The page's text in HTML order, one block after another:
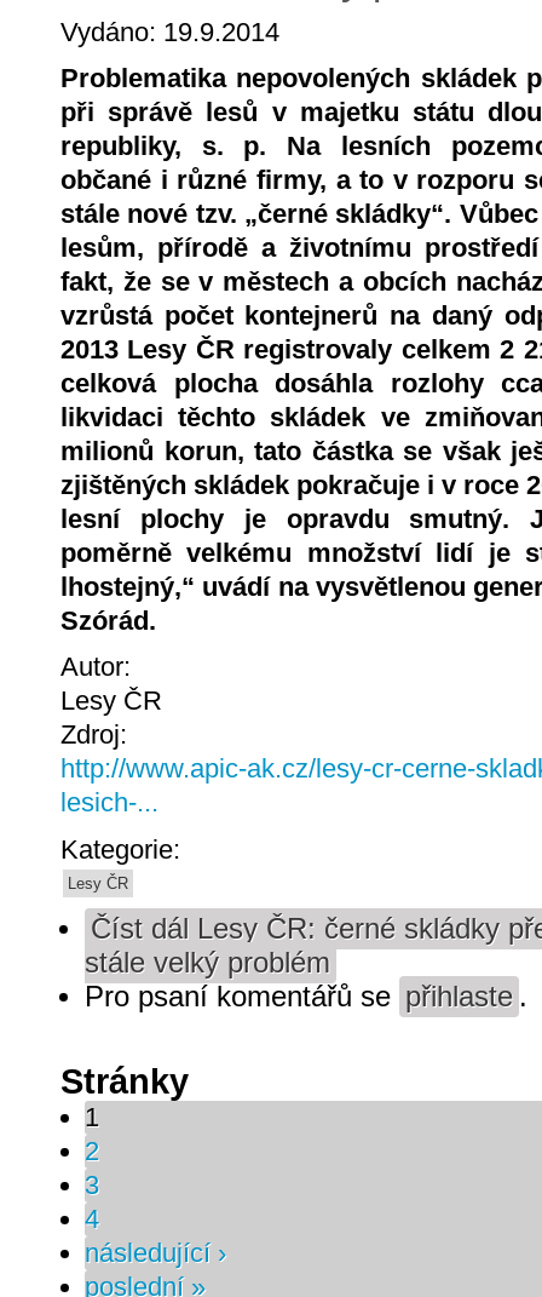
Vydáno: 19.9.2014
Problematika nepovolených skládek
při správě lesů v majetku státu
republiky, s. p. Na lesních
občané i různé firmy, a to v rozporu
stále nové tzv. „černé skládky“.
lesům, přírodě a životnímu
fakt, že se v městech a obcích
vzrůstá počet kontejnerů na daný
2013 Lesy ČR registrovaly celkem 2
celková plocha dosáhla rozlohy
likvidaci těchto skládek ve
milionů korun, tato částka se však
zjištěných skládek pokračuje i v roce
lesní plochy je opravdu smutný.
poměrně velkému množství lidí je
lhostejný,“ uvádí na vysvětlenou
Szórád.
Autor:
Lesy ČR
Zdroj:
http://www.apic-ak.cz/lesy-cr-cerne-
lesich-...
Kategorie:
Lesy ČR
Číst dál Lesy ČR: černé skládky
stále velký problém
Pro psaní komentářů se přihlaste .
Stránky
1
2
3
4
následující ›
poslední »